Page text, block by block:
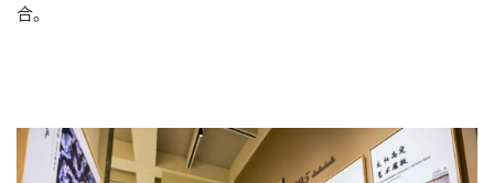
为诠释工艺与内容的共生之美，马可波罗瓷砖特邀中国美术家
协会会员、一级美术师徐冬冬联名共创，重磅推出艺术岩板